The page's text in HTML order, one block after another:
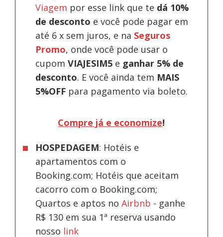
Viagem por esse link que te dá 10%
de desconto e você pode pagar em
até 6 x sem juros, e na Seguros
Promo, onde você pode usar o
cupomVIAJESIM5 e ganhar 5% de
desconto. E você ainda tem MAIS
5%OFF para pagamento via boleto.
Compre já e economize!
HOSPEDAGEM: Hotéis e
apartamentos com o
Booking.com; Hotéis que aceitam
cacorro com o Booking.com;
Quartos e aptos noAirbnb - ganhe
R$ 130 em sua 1ª reserva usando
nosso link